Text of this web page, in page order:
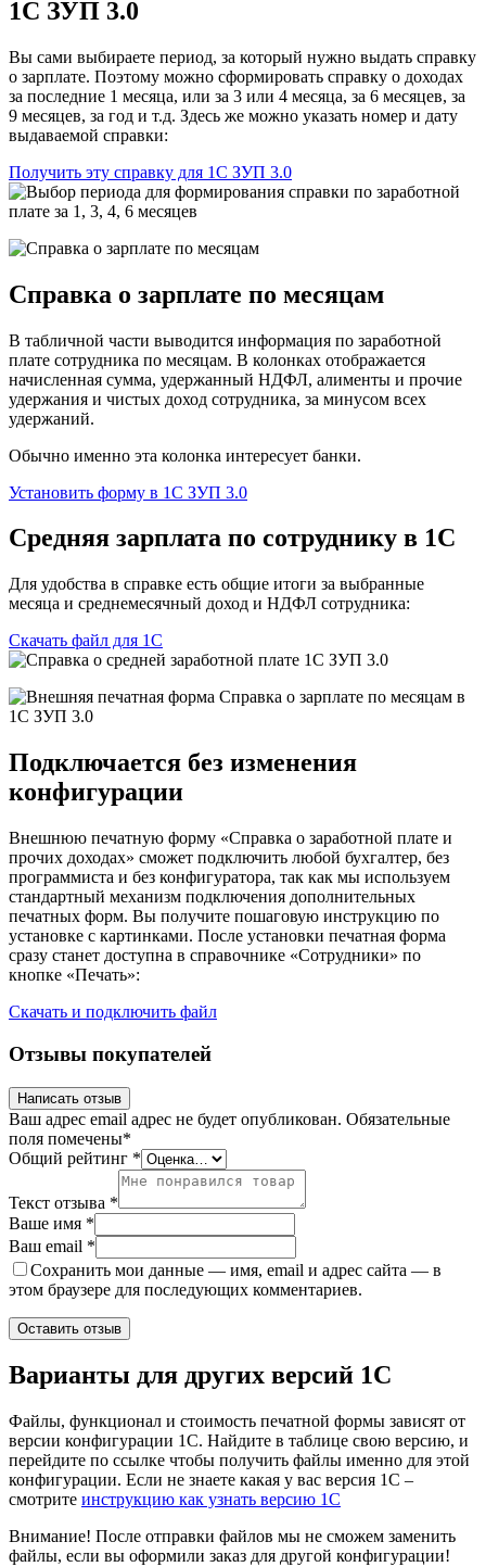
1С ЗУП 3.0
Вы сами выбираете период, за который нужно выдать справку
о зарплате. Поэтому можно сформировать справку о доходах
за последние 1 месяца, или за 3 или 4 месяца, за 6 месяцев, за
9 месяцев, за год и т.д. Здесь же можно указать номер и дату
выдаваемой справки:
Получить эту справку для 1С ЗУП 3.0
Справка о зарплате по месяцам
В табличной части выводится информация по заработной
плате сотрудника по месяцам. В колонках отображается
начисленная сумма, удержанный НДФЛ, алименты и прочие
удержания и чистых доход сотрудника, за минусом всех
удержаний.
Обычно именно эта колонка интересует банки.
Установить форму в 1С ЗУП 3.0
Средняя зарплата по сотруднику в 1С
Для удобства в справке есть общие итоги за выбранные
месяца и среднемесячный доход и НДФЛ сотрудника:
Скачать файл для 1C
Подключается без изменения
конфигурации
Внешнюю печатную форму «Справка о заработной плате и
прочих доходах» сможет подключить любой бухгалтер, без
программиста и без конфигуратора, так как мы используем
стандартный механизм подключения дополнительных
печатных форм. Вы получите пошаговую инструкцию по
установке с картинками. После установки печатная форма
сразу станет доступна в справочнике «Сотрудники» по
кнопке «Печать»:
Скачать и подключить файл
Отзывы покупателей
Написать отзыв
Ваш адрес email адрес не будет опубликован. Обязательные
поля помечены*
Общий рейтинг *
Текст отзыва *
Ваше имя *
Ваш email *
Сохранить мои данные — имя, email и адрес сайта — в
этом браузере для последующих комментариев.
Варианты для других версий 1С
Файлы, функционал и стоимость печатной формы зависят от
версии конфигурации 1С. Найдите в таблице свою версию, и
перейдите по ссылке чтобы получить файлы именно для этой
конфигурации. Если не знаете какая у вас версия 1С –
смотрите инструкцию как узнать версию 1С
Внимание! После отправки файлов мы не сможем заменить
файлы, если вы оформили заказ для другой конфигурации!